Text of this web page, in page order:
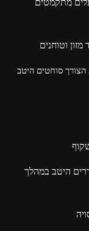
וטוחנים
הצורך סוחטים היטב
היטב במהלך